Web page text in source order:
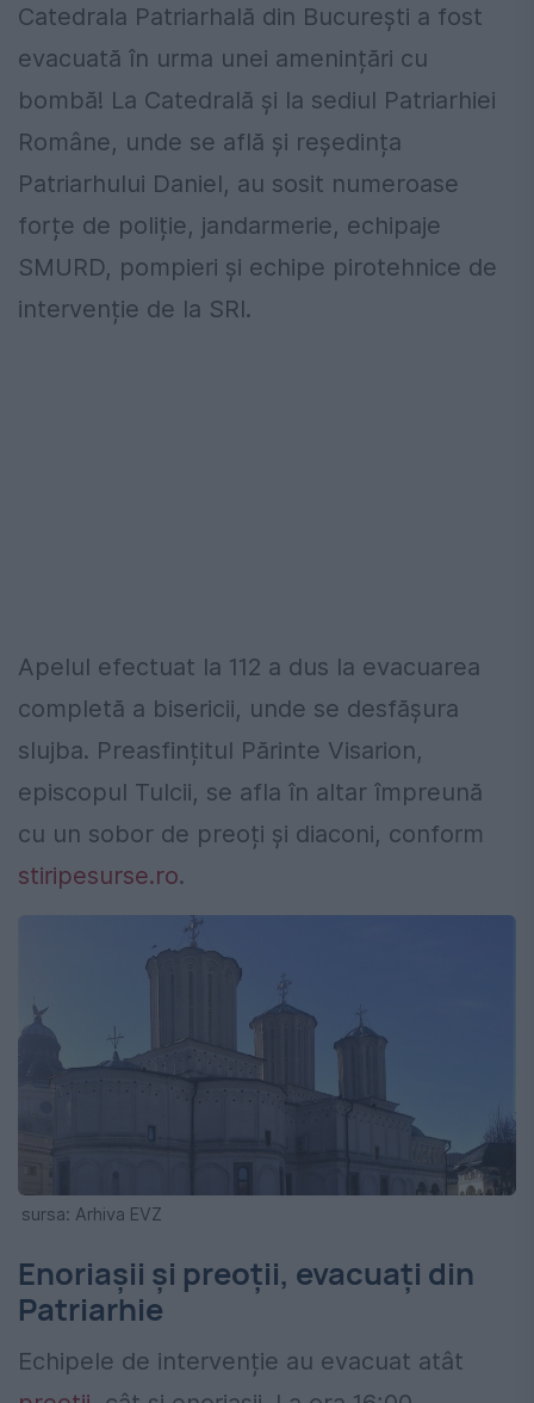
Catedrala Patriarhală din București a fost
evacuată în urma unei amenințări cu
bombă! La Catedrală și la sediul Patriarhiei
Române, unde se află și reședința
Patriarhului Daniel, au sosit numeroase
forțe de poliție, jandarmerie, echipaje
SMURD, pompieri și echipe pirotehnice de
intervenție de la SRI.
Apelul efectuat la 112 a dus la evacuarea
completă a bisericii, unde se desfășura
slujba. Preasfințitul Părinte Visarion,
episcopul Tulcii, se afla în altar împreună
cu un sobor de preoți și diaconi, conform
stiripesurse.ro.
sursa: Arhiva EVZ
Enoriașii și preoții, evacuați din
Patriarhie
Echipele de intervenție au evacuat atât